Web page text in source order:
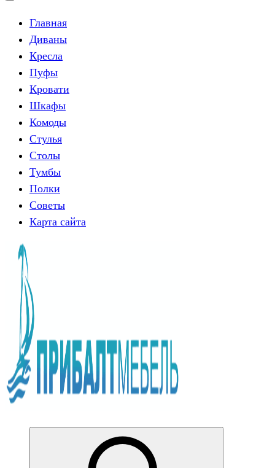
Главная
Диваны
Кресла
Пуфы
Кровати
Шкафы
Комоды
Стулья
Столы
Тумбы
Полки
Советы
Карта сайта